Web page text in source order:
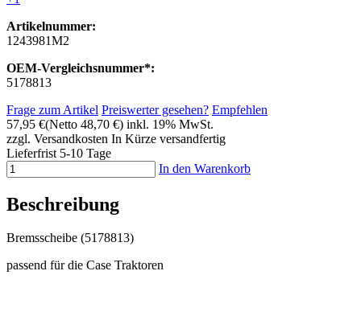
Artikelnummer:
1243981M2
OEM-Vergleichsnummer*:
5178813
Frage zum Artikel Preiswerter gesehen? Empfehlen
57,95 €(Netto 48,70 €) inkl. 19% MwSt.
zzgl. Versandkosten In Kürze versandfertig
Lieferfrist 5-10 Tage
In den Warenkorb
Beschreibung
Bremsscheibe (5178813)
passend für die Case Traktoren